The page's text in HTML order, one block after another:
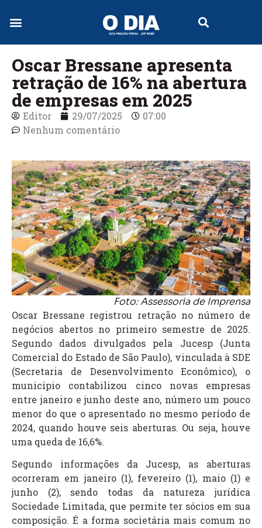
Oscar Bressane apresenta
retração de 16% na abertura
de empresas em 2025
Editor 29/07/2025
07:00
Nenhum comentário
Foto: Assessoria de Imprensa
Oscar Bressane registrou retração no número de
negócios abertos no primeiro semestre de 2025.
Segundo dados divulgados pela Jucesp (Junta
Comercial do Estado de São Paulo), vinculada à SDE
(Secretaria de Desenvolvimento Econômico), o
município contabilizou cinco novas empresas
entre janeiro e junho deste ano, número um pouco
menor do que o apresentado no mesmo período de
2024, quando houve seis aberturas. Ou seja, houve
uma queda de 16,6%.
Segundo informações da Jucesp, as aberturas
ocorreram em janeiro (1), fevereiro (1), maio (1) e
junho (2), sendo todas da natureza jurídica
Sociedade Limitada, que permite ter sócios em sua
composição. É a forma societária mais comum no